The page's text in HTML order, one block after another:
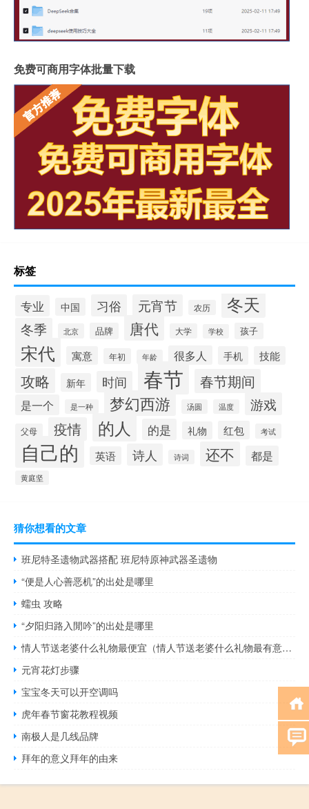
免费可商用字体批量下载
标签
专业 中国 习俗 元宵节 农历 冬天
冬季 北京 品牌 唐代 大学 学校 孩子
宋代 寓意 年初 年龄 很多人 手机 技能
攻略 新年 时间 春节 春节期间
是一个 是一种 梦幻西游 汤圆 温度 游戏
父母 疫情 的人 的是 礼物 红包 考试
自己的 英语 诗人 诗词 还不 都是
黄庭坚
猜你想看的文章
班尼特圣遗物武器搭配 班尼特原神武器圣遗物
“便是人心善恶机”的出处是哪里
蠕虫 攻略
“夕阳归路入閒吟”的出处是哪里
情人节送老婆什么礼物最便宜（情人节送老婆什么礼物最有意义）
元宵花灯步骤
宝宝冬天可以开空调吗
虎年春节窗花教程视频
南极人是几线品牌
拜年的意义拜年的由来